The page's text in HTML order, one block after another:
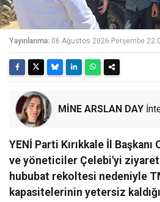
Yayınlanma: 06 Ağustos 2026 Perşembe
MİNE ARSLAN DAY
YENİ Parti Kırıkkale İl
ve yöneticiler Çelebi'yi
hububat rekoltesi nedeniyle
kapasitelerinin yetersiz